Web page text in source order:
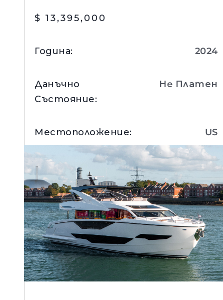
$ 13,395,000
Година: 2024
Данъчно
Състояние:
Нe Платен
Местоположение: US
Вижте Детайли